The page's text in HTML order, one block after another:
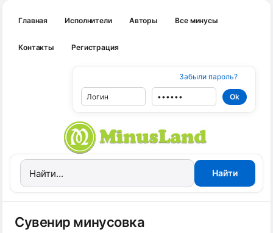
Главная Исполнители Авторы Все минусы
Контакты Регистрация
Забыли пароль?
Сувенир минусовка